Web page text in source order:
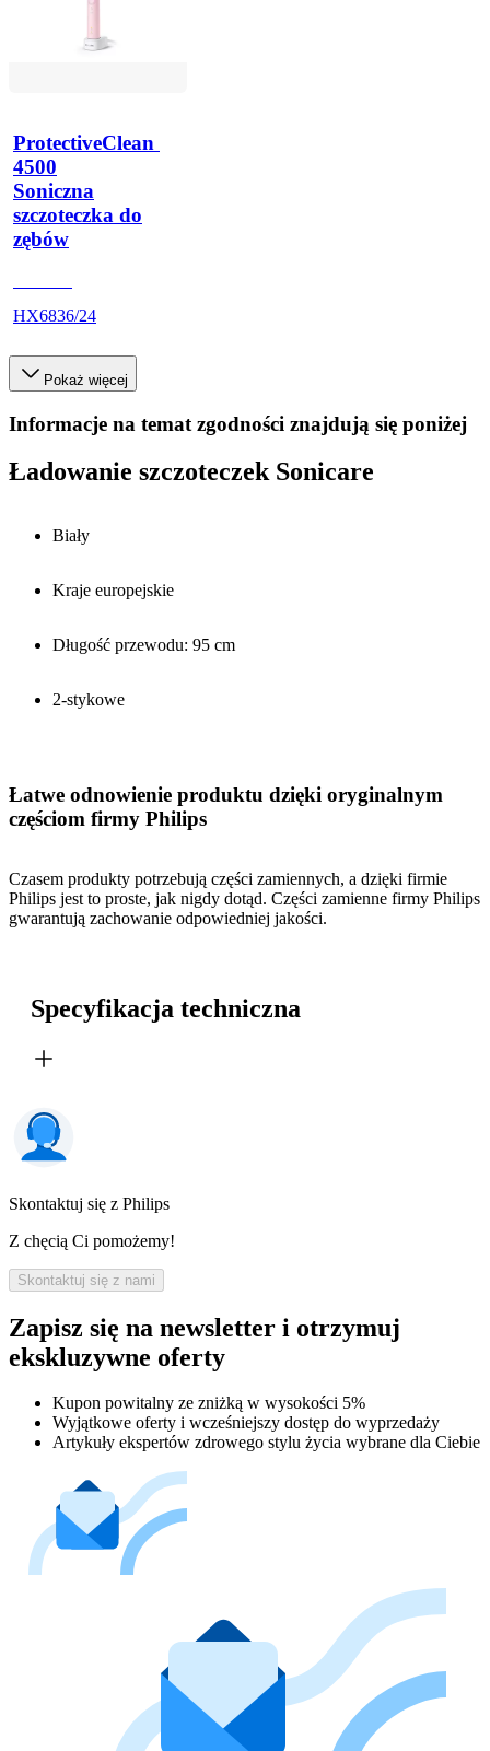
ProtectiveClean
4500
Soniczna
szczoteczka do
zębów
HX6836/24
Pokaż więcej
Informacje na temat zgodności znajdują się poniżej
Ładowanie szczoteczek Sonicare
Biały
Kraje europejskie
Długość przewodu: 95 cm
2-stykowe
Łatwe odnowienie produktu dzięki oryginalnym
częściom firmy Philips
Czasem produkty potrzebują części zamiennych, a dzięki firmie
Philips jest to proste, jak nigdy dotąd. Części zamienne firmy Philips
gwarantują zachowanie odpowiedniej jakości.
Specyfikacja techniczna
Skontaktuj się z Philips
Z chęcią Ci pomożemy!
Skontaktuj się z nami
Zapisz się na newsletter i otrzymuj
ekskluzywne oferty
Kupon powitalny ze zniżką w wysokości 5%
Wyjątkowe oferty i wcześniejszy dostęp do wyprzedaży
Artykuły ekspertów zdrowego stylu życia wybrane dla Ciebie